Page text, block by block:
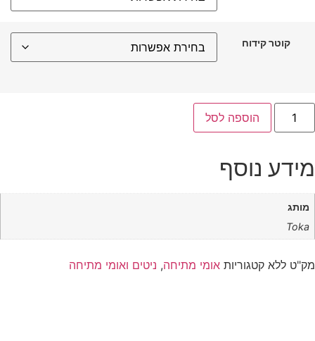
קוטר קידוח
הוספה לסל
מידע נוסף
מותג
Toka
מק"ט ללא קטגוריות אומי מתיחה, ניטים ואומי מתיחה